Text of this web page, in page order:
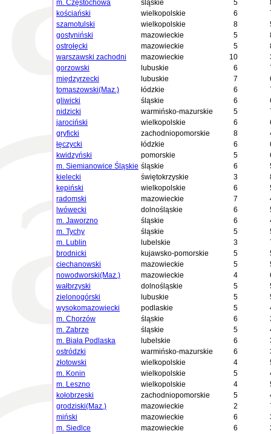
m. Częstochowa śląskie 5
kościański
wielkopolskie 6
szamotulski
wielkopolskie 8
gostyniński
mazowieckie 5
ostrołęcki
mazowieckie 5
warszawski zachodni
mazowieckie 10
gorzowski
lubuskie 6
międzyrzecki
lubuskie 7
tomaszowski(Maz.)
łódzkie 6
gliwicki
śląskie 6
nidzicki
warmińsko-mazurskie 5
jarociński
wielkopolskie 6
gryficki
zachodniopomorskie 8
łęczycki
łódzkie 6
kwidzyński
pomorskie 5
m. Siemianowice Śląskie śląskie 6
kielecki
świętokrzyskie 3
kępiński
wielkopolskie 6
radomski
mazowieckie 7
lwówecki
dolnośląskie 6
m. Jaworzno
śląskie 6
m. Tychy
śląskie 5
m. Lublin
lubelskie 3
brodnicki
kujawsko-pomorskie 5
ciechanowski
mazowieckie 5
nowodworski(Maz.)
mazowieckie 4
wałbrzyski
dolnośląskie 5
zielonogórski
lubuskie 5
wysokomazowiecki
podlaskie 5
m. Chorzów
śląskie 6
m. Zabrze
śląskie 5
m. Biała Podlaska
lubelskie 6
ostródzki
warmińsko-mazurskie 6
złotowski
wielkopolskie 4
m. Konin
wielkopolskie 5
m. Leszno
wielkopolskie 4
kołobrzeski
zachodniopomorskie 5
grodziski(Maz.)
mazowieckie 2
miński
mazowieckie 6
m. Siedlce
mazowieckie 6